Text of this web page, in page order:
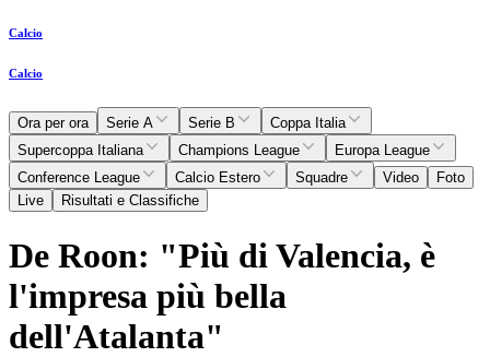
Calcio
Calcio
Ora per ora Serie A Serie B
Coppa Italia
Supercoppa Italiana
Champions League
Europa League
Conference League
Calcio Estero Squadre Video
Foto
Live
Risultati e Classifiche
De Roon: "Più di Valencia, è
l'impresa più bella
dell'Atalanta"